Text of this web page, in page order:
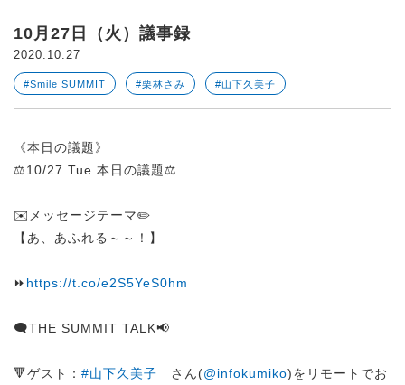
10月27日（火）議事録
2020.10.27
#Smile SUMMIT #栗林さみ #山下久美子
《本日の議題》
⚖️10/27 Tue.本日の議題⚖️
✉️メッセージテーマ✏️
【あ、あふれる～～！】
⏩ https://t.co/e2S5YeS0hm
🗨️THE SUMMIT TALK📢
🔻ゲスト： #山下久美子 さん(@infokumiko)をリモートでお